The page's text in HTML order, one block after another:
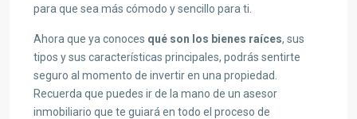
para que sea más cómodo y sencillo para ti.
Ahora que ya conoces qué son los bienes raíces, sus
tipos y sus características principales, podrás sentirte
seguro al momento de invertir en una propiedad.
Recuerda que puedes ir de la mano de un asesor
inmobiliario que te guiará en todo el proceso de